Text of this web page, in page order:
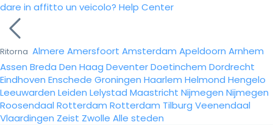
dare in affitto un veicolo? Help Center
Ritorna Almere Amersfoort Amsterdam Apeldoorn Arnhem
Assen Breda Den Haag DeventerDoetinchem Dordrecht
Eindhoven Enschede Groningen Haarlem Helmond Hengelo
Leeuwarden Leiden Lelystad Maastricht Nijmegen Nijmegen
Roosendaal Rotterdam Rotterdam Tilburg Veenendaal
Vlaardingen Zeist Zwolle Alle steden